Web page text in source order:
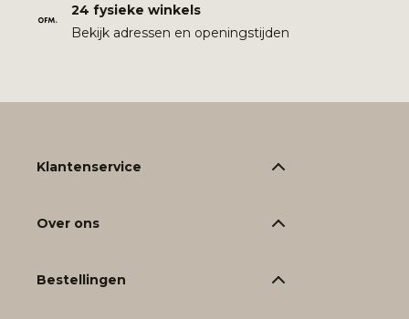
24 fysieke winkels
Bekijk adressen en openingstijden
Klantenservice
Over ons
Bestellingen